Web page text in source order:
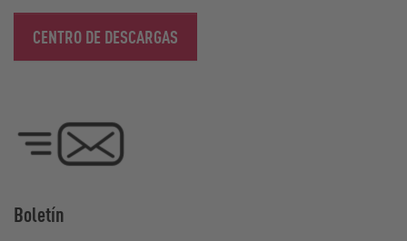
CENTRO DE DESCARGAS
Boletín